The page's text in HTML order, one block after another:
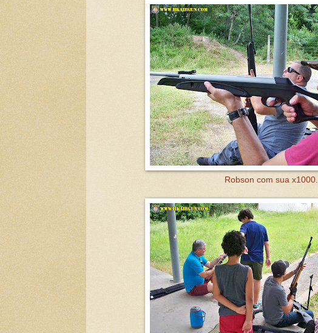
Robson com sua x1000.